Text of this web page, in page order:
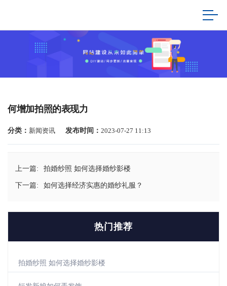
何增加拍照的表现力
分类： 新闻资讯 发布时间： 2023-07-27 11:13
上一篇: 拍婚纱照 如何选择婚纱影楼
下一篇: 如何选择经济实惠的婚纱礼服？
热门推荐
拍婚纱照 如何选择婚纱影楼